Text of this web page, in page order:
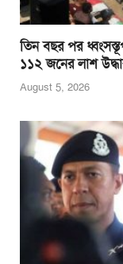
তিন বছর পর
১১২ জনের লাশ
August 5, 2026